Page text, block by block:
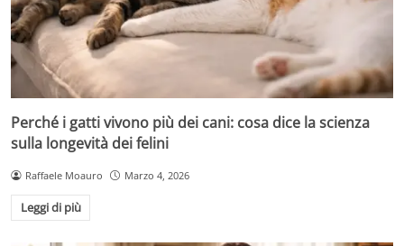
Perché i gatti vivono più dei cani: cosa dice la scienza
sulla longevità dei felini
Raffaele Moauro Marzo 4, 2026
Leggi di più